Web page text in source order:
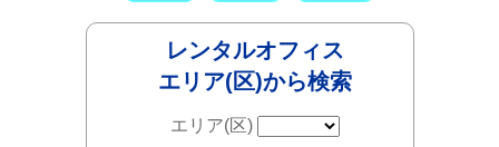
レンタルオフィス
エリア(区)から検索
エリア(区)